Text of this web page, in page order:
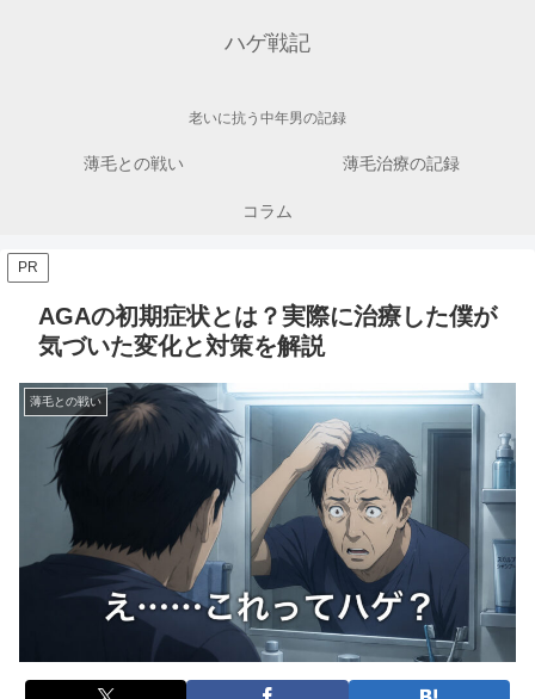
ハゲ戦記
老いに抗う中年男の記録
薄毛との戦い 薄毛治療の記録
コラム
PR
AGAの初期症状とは？実際に治療した僕が
気づいた変化と対策を解説
薄毛との戦い